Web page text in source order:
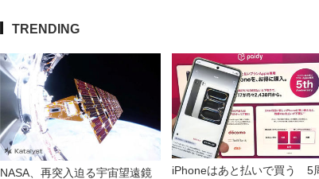
TRENDING
NASA、再突入迫る宇宙望遠鏡 iPhoneはあと払いで買う 5